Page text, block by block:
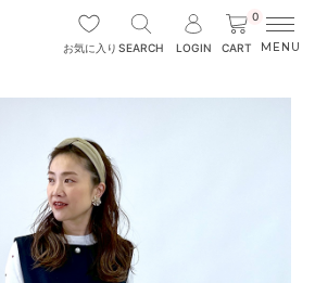
お気に入り SEARCH LOGIN
0
CART